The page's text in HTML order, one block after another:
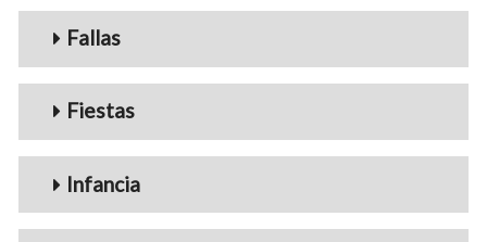
Fallas
Fiestas
Infancia